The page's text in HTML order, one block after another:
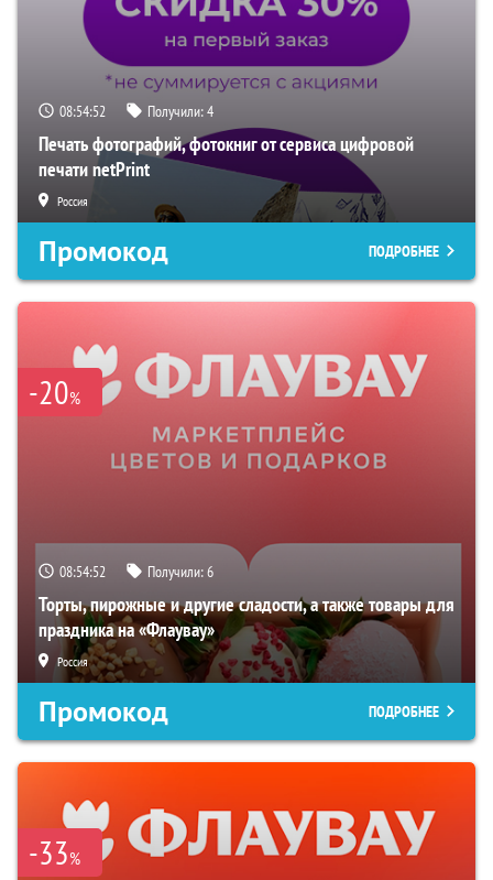
08:54:51 Получили:4
Печать фотографий, фотокниг от сервиса цифровой
печати netPrint
Россия
Промокод ПОДРОБНЕЕ
-20%
08:54:51 Получили:6
Торты, пирожные и другие сладости, а также товары для
праздника на «Флаувау»
Россия
Промокод ПОДРОБНЕЕ
-33%